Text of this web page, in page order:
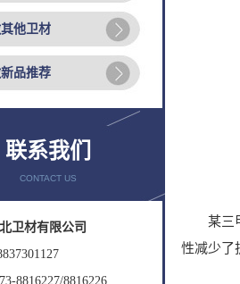
他卫材
品推荐
联系我们
CONTACT US
卫材有限公司
8816227/8816226
某三甲
性减少了